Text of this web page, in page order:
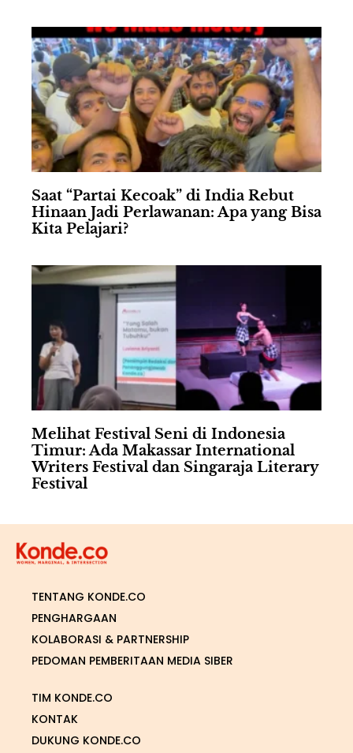
Saat “Partai Kecoak” di India Rebut
Hinaan Jadi Perlawanan: Apa yang Bisa
Kita Pelajari?
Melihat Festival Seni di Indonesia
Timur: Ada Makassar International
Writers Festival dan Singaraja Literary
Festival
TENTANG KONDE.CO
PENGHARGAAN
KOLABORASI & PARTNERSHIP
PEDOMAN PEMBERITAAN MEDIA SIBER
TIM KONDE.CO
KONTAK
DUKUNG KONDE.CO